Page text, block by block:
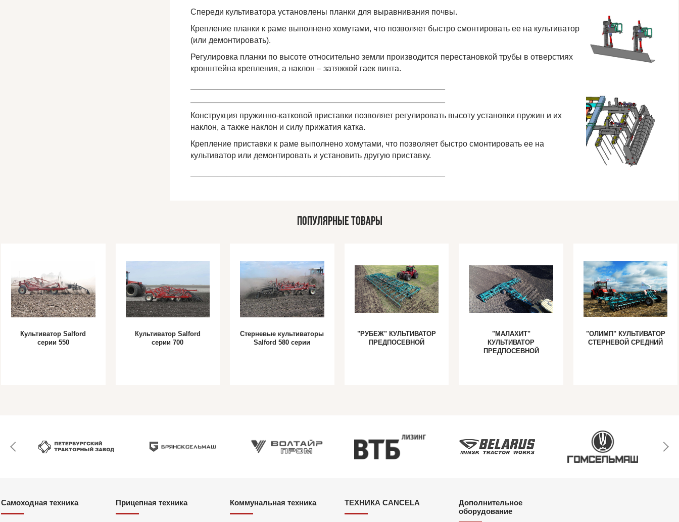
Спереди культиватора установлены планки для выравнивания почвы.
Крепление планки к раме выполнено хомутами, что позволяет быстро смонтировать ее на культиватор
(или демонтировать).
Регулировка планки по высоте относительно земли производится перестановкой трубы в отверстиях
кронштейна крепления, а наклон – затяжкой гаек винта.
Конструкция пружинно-катковой приставки позволяет регулировать высоту установки пружин и их
наклон, а также наклон и силу прижатия катка.
Крепление приставки к раме выполнено хомутами, что позволяет быстро смонтировать ее на
культиватор или демонтировать и установить другую приставку.
ПОПУЛЯРНЫЕ ТОВАРЫ
Культиватор Salford
серии 550
Культиватор Salford
серии 700
Стерневые культиваторы
Salford 580 серии
"РУБЕЖ" КУЛЬТИВАТОР
ПРЕДПОСЕВНОЙ
"МАЛАХИТ"
КУЛЬТИВАТОР
ПРЕДПОСЕВНОЙ
"ОЛИМП" КУЛЬТИВАТОР
СТЕРНЕВОЙ СРЕДНИЙ
Самоходная техника Прицепная техника Коммунальная техника ТЕХНИКА CANCELA
Дополнительное
оборудование